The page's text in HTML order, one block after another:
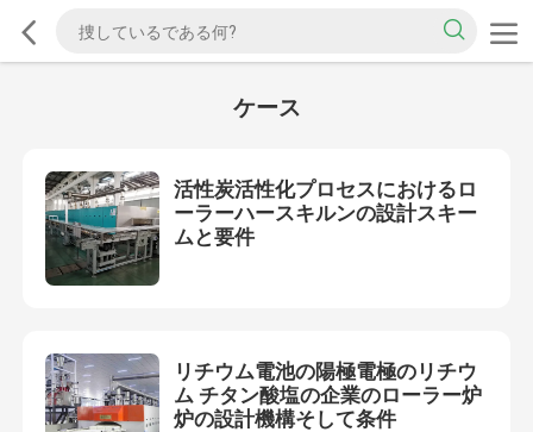
ケース
活性炭活性化プロセスにおけるロ
ーラーハースキルンの設計スキー
ムと要件
リチウム電池の陽極電極のリチウ
ム チタン酸塩の企業のローラー炉
炉の設計機構そして条件